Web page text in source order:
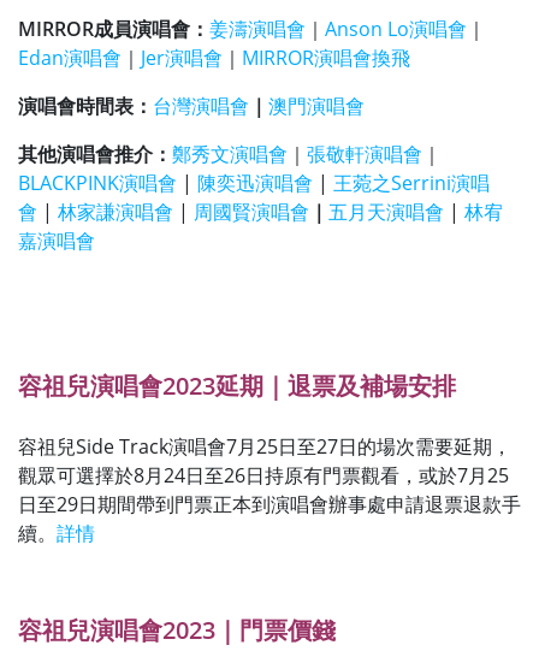
MIRROR成員演唱會： 姜濤演唱會 ｜ Anson Lo演唱會 ｜
Edan演唱會 ｜ Jer演唱會 ｜ MIRROR演唱會換飛
演唱會時間表： 台灣演唱會 ｜ 澳門演唱會
其他演唱會推介： 鄭秀文演唱會 ｜ 張敬軒演唱會 ｜
BLACKPINK演唱會 | 陳奕迅演唱會 | 王菀之Serrini演唱
會 | 林家謙演唱會 | 周國賢演唱會 ｜ 五月天演唱會 | 林宥
嘉演唱會
容祖兒演唱會2023延期｜退票及補場安排
容祖兒Side Track演唱會7月25日至27日的場次需要延期，
觀眾可選擇於8月24日至26日持原有門票觀看，或於7月25
日至29日期間帶到門票正本到演唱會辦事處申請退票退款手
續。 詳情
容祖兒演唱會2023｜門票價錢